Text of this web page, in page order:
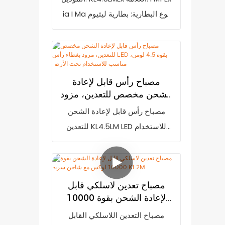
الحماية: IP65
للماء بمعيار IP68 لعمال
المناجم
ia I Ma نوع البطارية: بطارية ليثيوم
الشهادات: ATEX، CE التعبئة: 20
قطعة/كرتونة. مصباح التعدين
اللاسلكي القابل لإعادة الشحن من
وحجمه صغير (77 × 61 × 55 ملم)،
مما يجعله مناسبًا لعمال المناجم
وعمال البناء الذين يرتدون خوذات
الأمان.
مصباح رأس قابل لإعادة
الشحن مخصص للتعدين، مزود
بغطاء رأس LED بقوة 4.5
لومن، مناسب للاستخدام تحت
الأرض
مصباح رأس قابل لإعادة الشحن
للتعدين KL4.5LM LED للاستخدام
تحت الأرض، يتميز بمزايا لا تُضاهى
من حيث الأداء والجودة والمظهر،
ويحظى بسمعة طيبة في السوق
مقارنةً بالمنتجات المماثلة. تُعالج
GoldenFuture عيوب المنتجات
السابقة وتُحسّنها باستمرار. يمكن
مصباح تعدين لاسلكي قابل
لإعادة الشحن بقوة 10000
لوكس مع شاحن سريع KL2M
مصباح التعدين اللاسلكي القابل